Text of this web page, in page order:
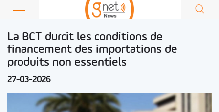
La BCT durcit les conditions de
financement des importations de
produits non essentiels
27-03-2026